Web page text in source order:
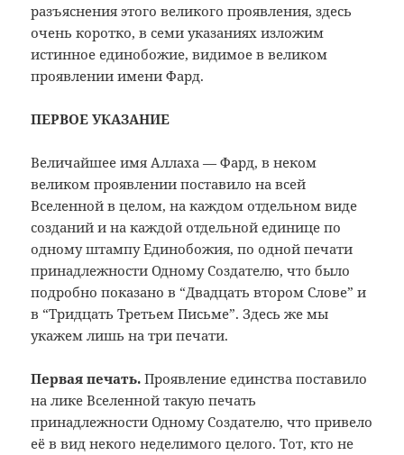
разъяснения этого великого проявления, здесь
очень коротко, в семи указаниях изложим
истинное единобожие, видимое в великом
проявлении имени Фард.
ПЕРВОЕ УКАЗАНИЕ
Величайшее имя Аллаха — Фард, в неком
великом проявлении поставило на всей
Вселенной в целом, на каждом отдельном виде
созданий и на каждой отдельной единице по
одному штампу Единобожия, по одной печати
принадлежности Одному Создателю, что было
подробно показано в “Двадцать втором Слове” и
в “Тридцать Третьем Письме”. Здесь же мы
укажем лишь на три печати.
Первая печать. Проявление единства поставило
на лике Вселенной такую печать
принадлежности Одному Создателю, что привело
её в вид некого неделимого целого. Тот, кто не